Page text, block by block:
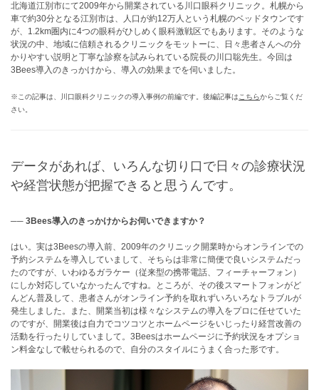
北海道江別市にて2009年から開業されている川口眼科クリニック。札幌から
車で約30分となる江別市は、人口が約12万人という札幌のベッドタウンです
が、1.2km圏内に4つの眼科がひしめく眼科激戦区でもあります。そのような
状況の中、地域に信頼されるクリニックをモットーに、日々患者さんへの分
かりやすい説明と丁寧な診察を試みられている院長の川口聡先生。今回は
3Bees導入のきっかけから、導入の効果までを伺いました。
※この記事は、川口眼科クリニックの導入事例の前編です。後編記事は こちらからご覧くだ
さい。
データがあれば、いろんな切り口で日々の診療状況
や経営状態が把握できると思うんです。
── 3Bees導入のきっかけからお伺いできますか？
はい。実は3Beesの導入前、2009年のクリニック開業時からオンラインでの
予約システムを導入していまして、そちらは非常に簡便で良いシステムだっ
たのですが、いわゆるガラケー（従来型の携帯電話、フィーチャーフォン）
にしか対応していなかったんですね。ところが、その後スマートフォンがど
んどん普及して、患者さんがオンライン予約を取れずいろいろなトラブルが
発生しました。また、開業当初は様々なシステムの導入をプロに任せていた
のですが、開業後は自力でコツコツとホームページをいじったり経営改善の
活動を行ったりしていまして。3Beesはホームページに予約状況をオプショ
ン料金なしで載せられるので、自分のスタイルにうまく合った形です。